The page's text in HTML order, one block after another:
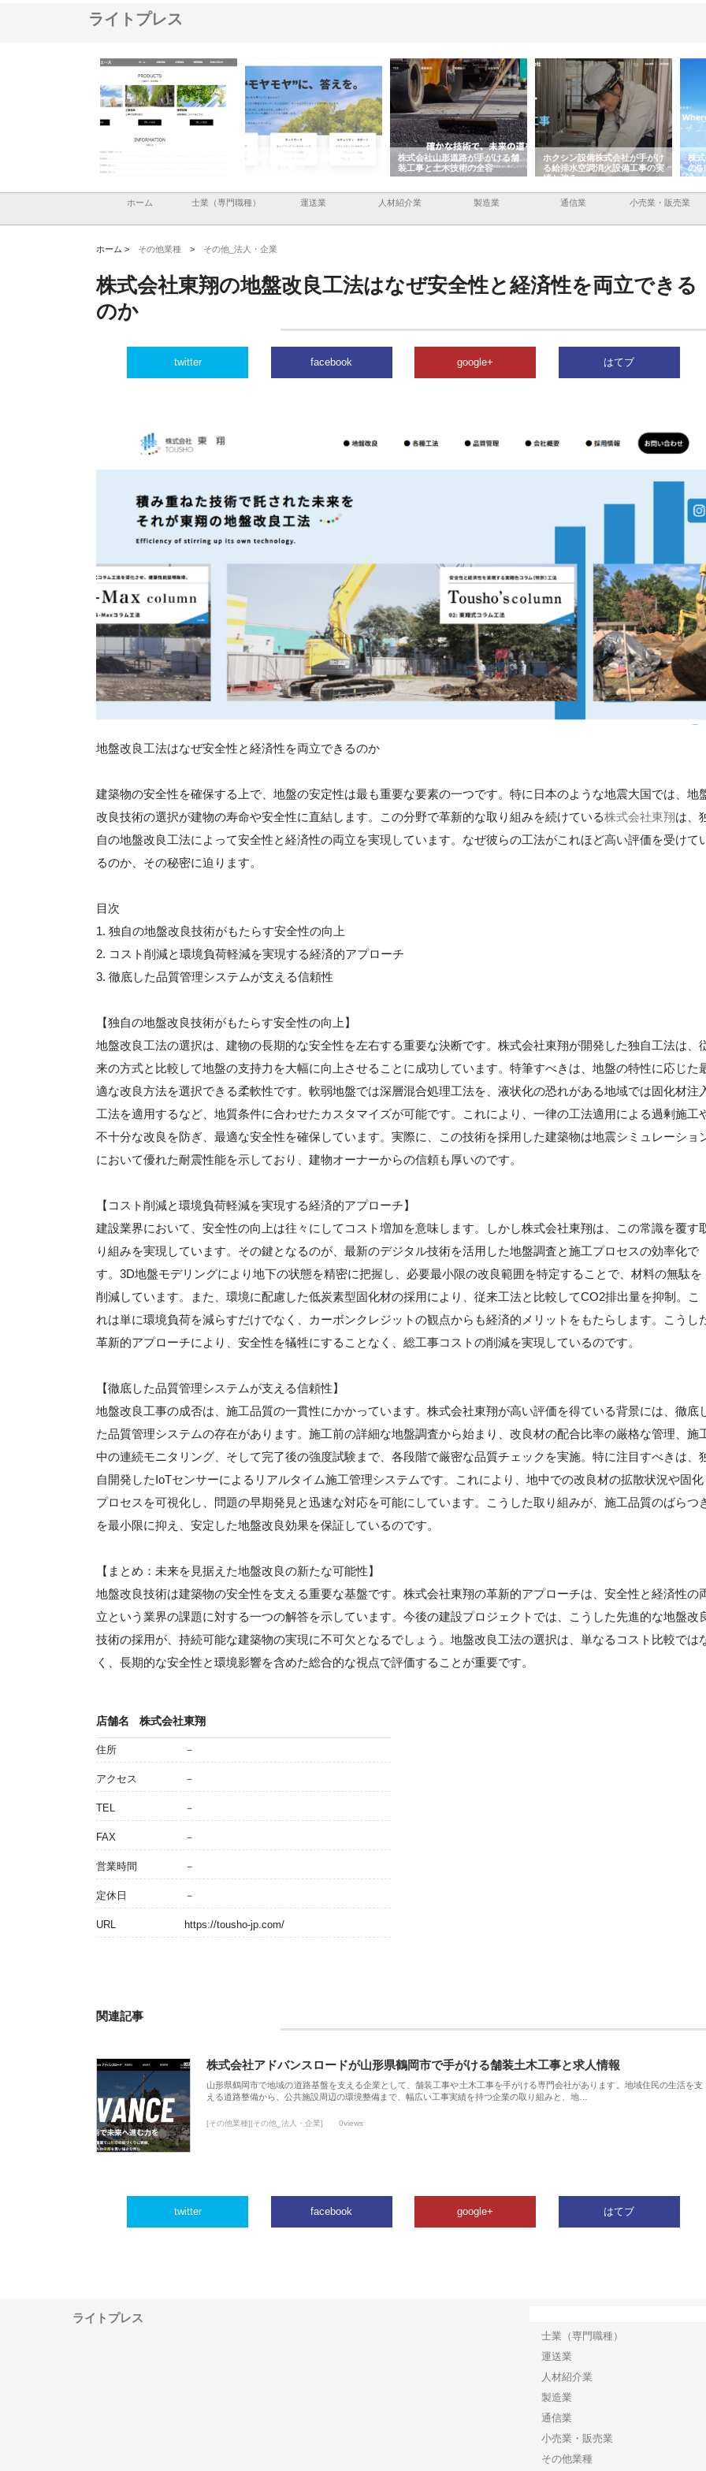
ライトプレス
みを徹底解説
株式会社山形道路が手がける舗
ホクシン設備株式会社が手がけ
る給排水空調消火設備工事の実
績と強み
株式会社東京シー・エム・シー
のGISインフラ管理システム導
入メリット
株
か
由
ホーム 士業（専門職種） 運送業 人材紹介業 製造業 通信業 小売業・販売業
ホーム > その他業種 > その他_法人・企業
株式会社東翔の地盤改良工法はなぜ安全性と経済性を両立できる
のか
twitter facebook google+ はてブ
地盤改良工法はなぜ安全性と経済性を両立できるのか
建築物の安全性を確保する上で、地盤の安定性は最も重要な要素の一つです。特に日本のような地震大国では、地
改良技術の選択が建物の寿命や安全性に直結します。この分野で革新的な取り組みを続けている株式会社東翔は、
自の地盤改良工法によって安全性と経済性の両立を実現しています。なぜ彼らの工法がこれほど高い評価を受けて
るのか、その秘密に迫ります。
目次
1. 独自の地盤改良技術がもたらす安全性の向上
2. コスト削減と環境負荷軽減を実現する経済的アプローチ
3. 徹底した品質管理システムが支える信頼性
【独自の地盤改良技術がもたらす安全性の向上】
地盤改良工法の選択は、建物の長期的な安全性を左右する重要な決断です。株式会社東翔が開発した独自工法は、
来の方式と比較して地盤の支持力を大幅に向上させることに成功しています。特筆すべきは、地盤の特性に応じた
適な改良方法を選択できる柔軟性です。軟弱地盤では深層混合処理工法を、液状化の恐れがある地域では固化材注
工法を適用するなど、地質条件に合わせたカスタマイズが可能です。これにより、一律の工法適用による過剰施工
不十分な改良を防ぎ、最適な安全性を確保しています。実際に、この技術を採用した建築物は地震シミュレーショ
において優れた耐震性能を示しており、建物オーナーからの信頼も厚いのです。
【コスト削減と環境負荷軽減を実現する経済的アプローチ】
建設業界において、安全性の向上は往々にしてコスト増加を意味します。しかし株式会社東翔は、この常識を覆す
り組みを実現しています。その鍵となるのが、最新のデジタル技術を活用した地盤調査と施工プロセスの効率化で
す。3D地盤モデリングにより地下の状態を精密に把握し、必要最小限の改良範囲を特定することで、材料の無駄を
削減しています。また、環境に配慮した低炭素型固化材の採用により、従来工法と比較してCO2排出量を抑制。こ
れは単に環境負荷を減らすだけでなく、カーボンクレジットの観点からも経済的メリットをもたらします。こうし
革新的アプローチにより、安全性を犠牲にすることなく、総工事コストの削減を実現しているのです。
【徹底した品質管理システムが支える信頼性】
地盤改良工事の成否は、施工品質の一貫性にかかっています。株式会社東翔が高い評価を得ている背景には、徹底
た品質管理システムの存在があります。施工前の詳細な地盤調査から始まり、改良材の配合比率の厳格な管理、施
中の連続モニタリング、そして完了後の強度試験まで、各段階で厳密な品質チェックを実施。特に注目すべきは、
自開発したIoTセンサーによるリアルタイム施工管理システムです。これにより、地中での改良材の拡散状況や固化
プロセスを可視化し、問題の早期発見と迅速な対応を可能にしています。こうした取り組みが、施工品質のばらつ
を最小限に抑え、安定した地盤改良効果を保証しているのです。
【まとめ：未来を見据えた地盤改良の新たな可能性】
地盤改良技術は建築物の安全性を支える重要な基盤です。株式会社東翔の革新的アプローチは、安全性と経済性の
立という業界の課題に対する一つの解答を示しています。今後の建設プロジェクトでは、こうした先進的な地盤改
技術の採用が、持続可能な建築物の実現に不可欠となるでしょう。地盤改良工法の選択は、単なるコスト比較では
く、長期的な安全性と環境影響を含めた総合的な視点で評価することが重要です。
店舗名 株式会社東翔
住所 －
アクセス －
TEL －
FAX －
営業時間 －
定休日 －
URL https://tousho-jp.com/
関連記事
株式会社アドバンスロードが山形県鶴岡市で手がける舗装土木工事と求人情報
山形県鶴岡市で地域の道路基盤を支える企業として、舗装工事や土木工事を手がける専門会社があります。地域住民の生活を支
える道路整備から、公共施設周辺の環境整備まで、幅広い工事実績を持つ企業の取り組みと、地…
[その他業種][その他_法人・企業] 0views
twitter facebook google+ はてブ
ライトプレス
士業（専門職種）
運送業
人材紹介業
製造業
通信業
小売業・販売業
その他業種